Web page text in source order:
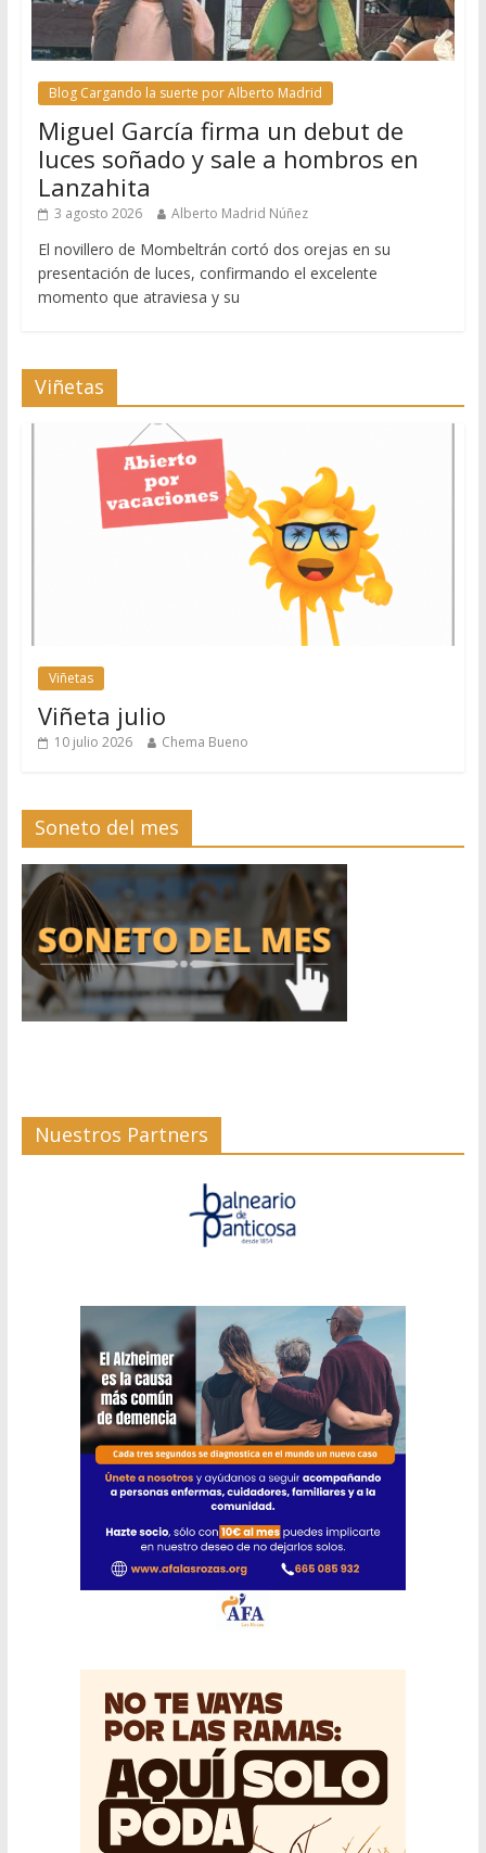
Blog Cargando la suerte por Alberto Madrid
Miguel García firma un debut de
luces soñado y sale a hombros en
Lanzahita
3 agosto 2026 Alberto Madrid Núñez
El novillero de Mombeltrán cortó dos orejas en su
presentación de luces, confirmando el excelente
momento que atraviesa y su
Viñetas
Viñetas
Viñeta julio
10 julio 2026 Chema Bueno
Soneto del mes
Nuestros Partners